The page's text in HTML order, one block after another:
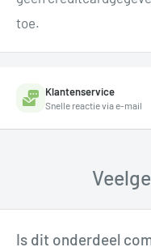
toe.
Klantenservice
Snelle reactie via e-mail
Is dit onderdeel